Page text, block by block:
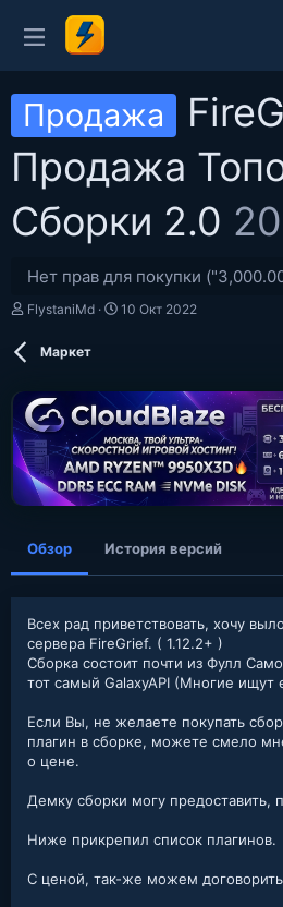
Продажа
Продажа
Сборки 2.0
Нет прав для покупки
А
FlystaniMd
Д
о
з
д
а
н
и
я
10 Окт 2022
Маркет
Обзор История версий
Всех рад приветствовать, хочу
сервера FireGrief. ( 1.12.2+ )
Сборка состоит почти из Фулл
тот самый GalaxyAPI (Многие ищут
Если Вы, не желаете покупать
плагин в сборке, можете смело
о цене.
Демку сборки могу предоставить,
Ниже прикрепил список плагинов.
C ценой, так-же можем